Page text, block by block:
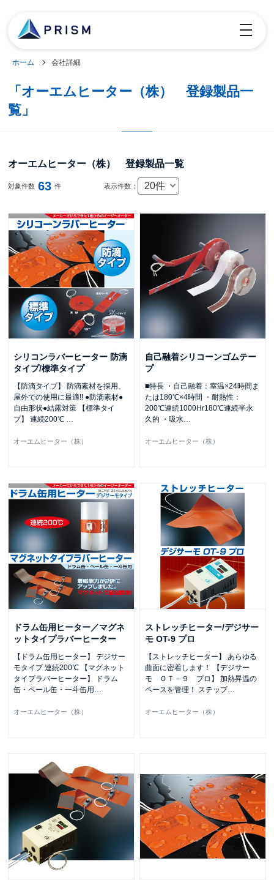
toggle
ホーム 会社詳細
「オーエムヒーター（株） 登録製品一
覧」
オーエムヒーター（株） 登録製品一覧
対象件数 63 件 表示件数： 20件
シリコンラバーヒーター 防滴
タイプ/標準タイプ
【防滴タイプ】 防滴素材を採用、
屋外での使用に最適!! ●防滴素材●
自由形状●結露対策 【標準タイ
プ】 連続200℃ …
オーエムヒーター（株）
自己融着シリコーンゴムテー
プ
■特長 ・自己融着：室温×24時間ま
たは180℃×4時間 ・耐熱性：
200℃連続1000Hr180℃連続半永
久的 ・吸水…
オーエムヒーター（株）
ドラム缶用ヒーター／マグネ
ットタイプラバーヒーター
【ドラム缶用ヒーター】 デジサー
モタイプ 連続200℃ 【マグネット
タイプラバーヒーター】 ドラム
缶・ペール缶・一斗缶用
オーエムヒーター（株）
ストレッチヒーター/デジサー
モ OT-9 プロ
【ストレッチヒーター】 あらゆる
曲面に密着します！ 【デジサー
モ ＯＴ－９ プロ】 加熱昇温の
ペースを管理！ ステップ…
オーエムヒーター（株）